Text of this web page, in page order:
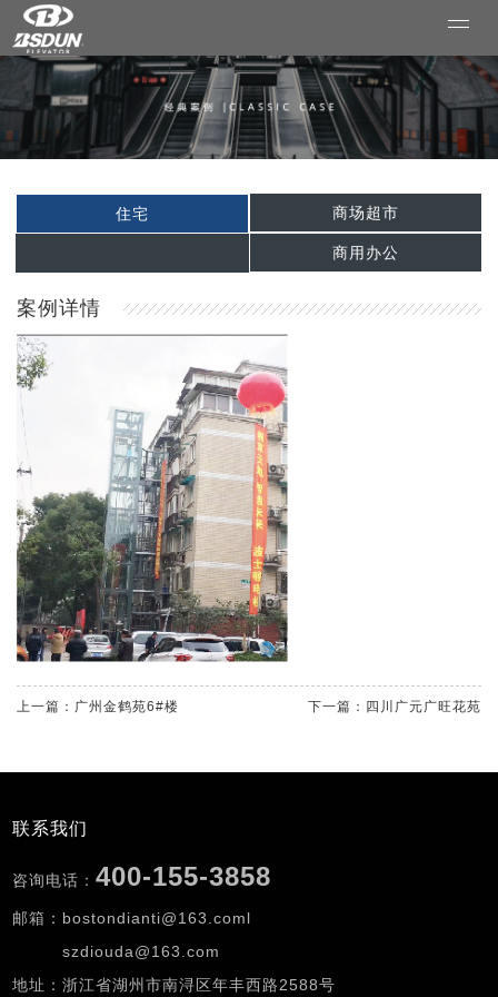
住宅 商场超市
商用办公
案例详情
上一篇：广州金鹤苑6#楼 下一篇：四川广元广旺花苑
联系我们
咨询电话：400-155-3858
邮箱：bostondianti@163.coml
szdiouda@163.com
地址：浙江省湖州市南浔区年丰西路2588号